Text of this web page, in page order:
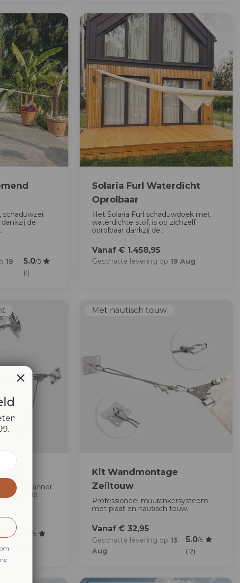
schaduwzeil
de
19
5.0/5
(1)
Solaria Furl Waterdicht
Oprolbaar
Het Solaria Furl schaduwdoek met
waterdichte stof, is op zichzelf
oprolbaar dankzij de...
Vanaf € 1.458,95
Geschatte levering op 19 Aug
spanner
de
13
/5
Met nautisch touw
Kit Wandmontage
Zeiltouw
Professioneel muurankersysteem
met plaat en nautisch touw.
Vanaf € 32,95
Geschatte levering op 13
Aug
5.0/5
(12)